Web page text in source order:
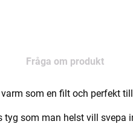
Fråga om produkt
som en filt och perfekt
tyg som man helst vill